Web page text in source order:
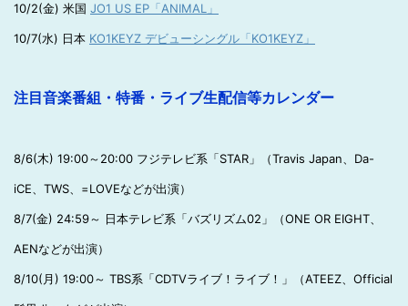
10/2(金) 米国 JO1 US EP「ANIMAL」
10/7(水) 日本 KO1KEYZ デビューシングル「KO1KEYZ」
注目音楽番組・特番・ライブ生配信等カレンダー
8/6(木) 19:00～20:00 フジテレビ系「STAR」（Travis Japan、Da-
iCE、TWS、=LOVEなどが出演）
8/7(金) 24:59～ 日本テレビ系「バズリズム02」（ONE OR EIGHT、
AENなどが出演）
8/10(月) 19:00～ TBS系「CDTVライブ！ライブ！」（ATEEZ、Official